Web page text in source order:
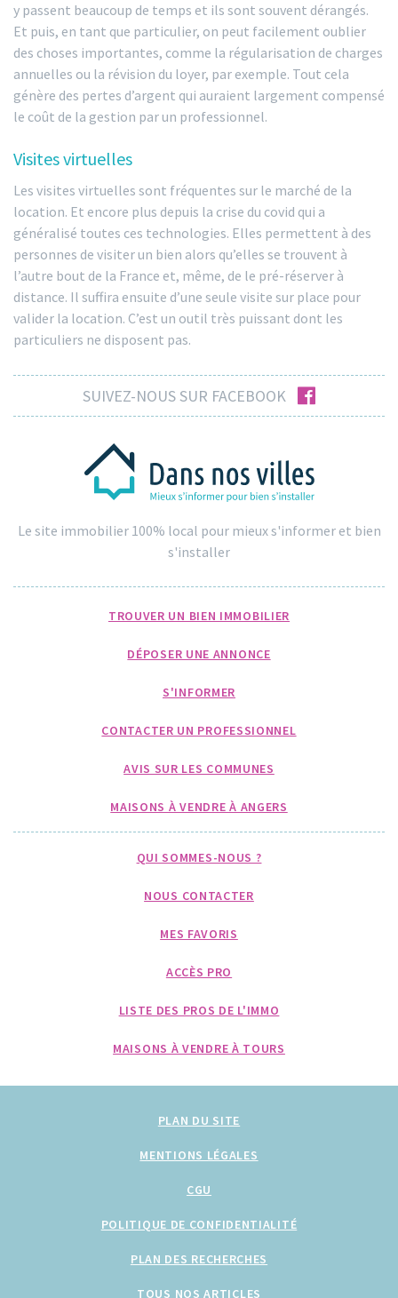
y passent beaucoup de temps et ils sont souvent dérangés.
Et puis, en tant que particulier, on peut facilement oublier
des choses importantes, comme la régularisation de charges
annuelles ou la révision du loyer, par exemple. Tout cela
génère des pertes d’argent qui auraient largement compensé
le coût de la gestion par un professionnel.
Visites virtuelles
Les visites virtuelles sont fréquentes sur le marché de la
location. Et encore plus depuis la crise du covid qui a
généralisé toutes ces technologies. Elles permettent à des
personnes de visiter un bien alors qu’elles se trouvent à
l’autre bout de la France et, même, de le pré-réserver à
distance. Il suffira ensuite d’une seule visite sur place pour
valider la location. C’est un outil très puissant dont les
particuliers ne disposent pas.
SUIVEZ-NOUS SUR FACEBOOK facebook
Le site immobilier 100% local pour mieux s'informer et bien
s'installer
TROUVER UN BIEN IMMOBILIER
DÉPOSER UNE ANNONCE
S'INFORMER
CONTACTER UN PROFESSIONNEL
AVIS SUR LES COMMUNES
MAISONS À VENDRE À ANGERS
QUI SOMMES-NOUS ?
NOUS CONTACTER
MES FAVORIS
ACCÈS PRO
LISTE DES PROS DE L'IMMO
MAISONS À VENDRE À TOURS
PLAN DU SITE
MENTIONS LÉGALES
CGU
POLITIQUE DE CONFIDENTIALITÉ
PLAN DES RECHERCHES
TOUS NOS ARTICLES